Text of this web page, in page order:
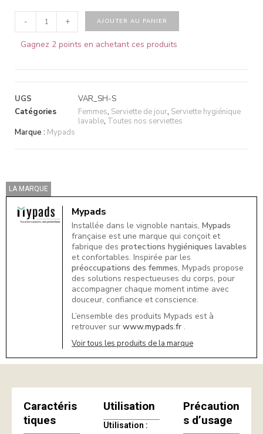
- + AJOUTER AU PANIER
Gagnez 2 points en achetant ces produits
UGS
VAR_SH-S
Catégories
Femmes, Serviette de jour, Serviette hygiénique
lavable, Toutes nos serviettes
Marque : Mypads
LA MARQUE
Mypads
Installée dans le vignoble nantais, Mypads
française est une marque qui conçoit et
fabrique des protections hygiéniques lavables
et confortables. Inspirée par les
préoccupations des femmes, Mypads propose
des solutions respectueuses du corps, pour
accompagner chaque moment intime avec
douceur, confiance et conscience.
L’ensemble des produits Mypads est à
retrouver sur www.mypads.fr .
Voir tous les produits de la marque
Caractéris
tiques
Utilisation
Utilisation :
Précaution
s d’usage